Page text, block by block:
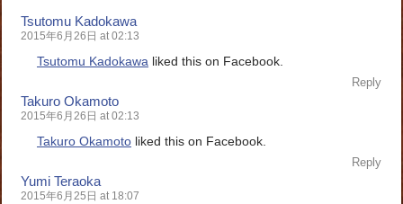
Tsutomu Kadokawa
2015年6月26日 at 02:13
Tsutomu Kadokawa liked this on Facebook.
Reply
Takuro Okamoto
2015年6月26日 at 02:13
Takuro Okamoto liked this on Facebook.
Reply
Yumi Teraoka
2015年6月25日 at 18:07